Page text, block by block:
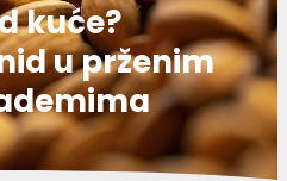
kuće?
u prženim